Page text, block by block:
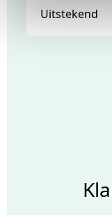
Uitstekend